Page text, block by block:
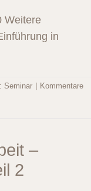
Weitere
in
Seminar
Kommentare
–
2